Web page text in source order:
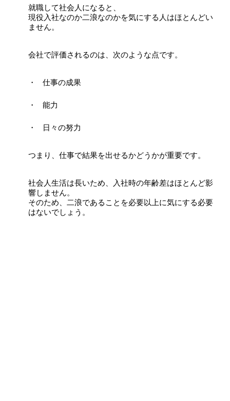
就職して社会人になると、
現役入社なのか二浪なのかを気にする人はほとんどい
ません。
会社で評価されるのは、次のような点です。
仕事の成果
能力
日々の努力
つまり、仕事で結果を出せるかどうかが重要です。
社会人生活は長いため、入社時の年齢差はほとんど影
響しません。
そのため、二浪であることを必要以上に気にする必要
はないでしょう。